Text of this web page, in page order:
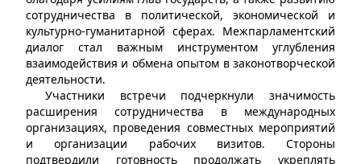
сотрудничества в политической, экономической и
культурно-гуманитарной сферах. Межпарламентский
диалог стал важным инструментом углубления
взаимодействия и обмена опытом в законотворческой
деятельности.
Участники встречи подчеркнули значимость
расширения сотрудничества в международных
организациях, проведения совместных мероприятий
и организации рабочих визитов. Стороны
подтвердили готовность продолжать укреплять